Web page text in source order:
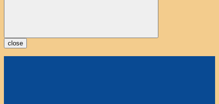
close